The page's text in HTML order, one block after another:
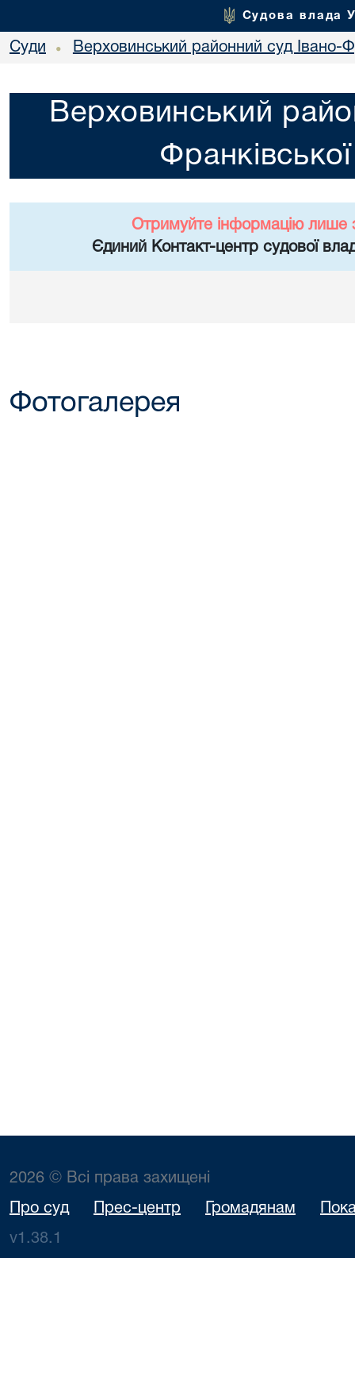
Судова влада
Суди • Верховинський районний суд Івано-
Верховинський
Отримуйте інформацію лише
Єдиний Контакт-центр судової
Фотогалерея
2026 © Всі права захищені
Про суд Прес-центр Громадянам
v1.38.1